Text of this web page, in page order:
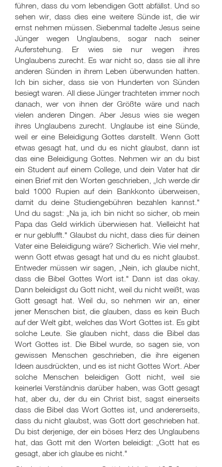
führen, dass du vom lebendigen Gott abfällst. Und so
sehen wir, dass dies eine weitere Sünde ist, die wir
ernst nehmen müssen. Siebenmal tadelte Jesus seine
Jünger wegen Unglaubens, sogar nach seiner
Auferstehung. Er wies sie nur wegen ihres
Unglaubens zurecht. Es war nicht so, dass sie all ihre
anderen Sünden in ihrem Leben überwunden hatten.
Ich bin sicher, dass sie von Hunderten von Sünden
besiegt waren. All diese Jünger trachteten immer noch
danach, wer von ihnen der Größte wäre und nach
vielen anderen Dingen. Aber Jesus wies sie wegen
ihres Unglaubens zurecht. Unglaube ist eine Sünde,
weil er eine Beleidigung Gottes darstellt. Wenn Gott
etwas gesagt hat, und du es nicht glaubst, dann ist
das eine Beleidigung Gottes. Nehmen wir an du bist
ein Student auf einem College, und dein Vater hat dir
einen Brief mit den Worten geschrieben, „Ich werde dir
bald 1000 Rupien auf dein Bankkonto überweisen,
damit du deine Studiengebühren bezahlen kannst."
Und du sagst: „Na ja, ich bin nicht so sicher, ob mein
Papa das Geld wirklich überwiesen hat. Vielleicht hat
er nur geblufft." Glaubst du nicht, dass dies für deinen
Vater eine Beleidigung wäre? Sicherlich. Wie viel mehr,
wenn Gott etwas gesagt hat und du es nicht glaubst.
Entweder müssen wir sagen, „Nein, ich glaube nicht,
dass die Bibel Gottes Wort ist." Dann ist das okay.
Dann beleidigst du Gott nicht, weil du nicht weißt, was
Gott gesagt hat. Weil du, so nehmen wir an, einer
jener Menschen bist, die glauben, dass es kein Buch
auf der Welt gibt, welches das Wort Gottes ist. Es gibt
solche Leute. Sie glauben nicht, dass die Bibel das
Wort Gottes ist. Die Bibel wurde, so sagen sie, von
gewissen Menschen geschrieben, die ihre eigenen
Ideen ausdrückten, und es ist nicht Gottes Wort. Aber
solche Menschen beleidigen Gott nicht, weil sie
keinerlei Verständnis darüber haben, was Gott gesagt
hat, aber du, der du ein Christ bist, sagst einerseits
dass die Bibel das Wort Gottes ist, und andererseits,
dass du nicht glaubst, was Gott dort geschrieben hat.
Du bist derjenige, der ein böses Herz des Unglaubens
hat, das Gott mit den Worten beleidigt: „Gott hat es
gesagt, aber ich glaube es nicht."